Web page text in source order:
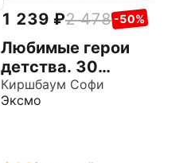
1 239 2 478 -50%
Любимые герои
детства. 30
культовых
персонажей,
Киршбаум Софи
Эксмо